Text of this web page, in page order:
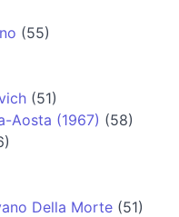
(55)
(51)
Aosta (1967) (58)
Della Morte(51)